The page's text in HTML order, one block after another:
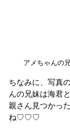
アメちゃんの
ちなみに、写真
んの兄妹は海君
親さん見つかっ
ね♡♡♡